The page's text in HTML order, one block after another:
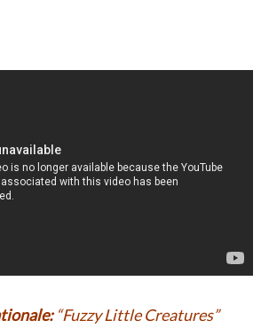
“Fuzzy Little Creatures”